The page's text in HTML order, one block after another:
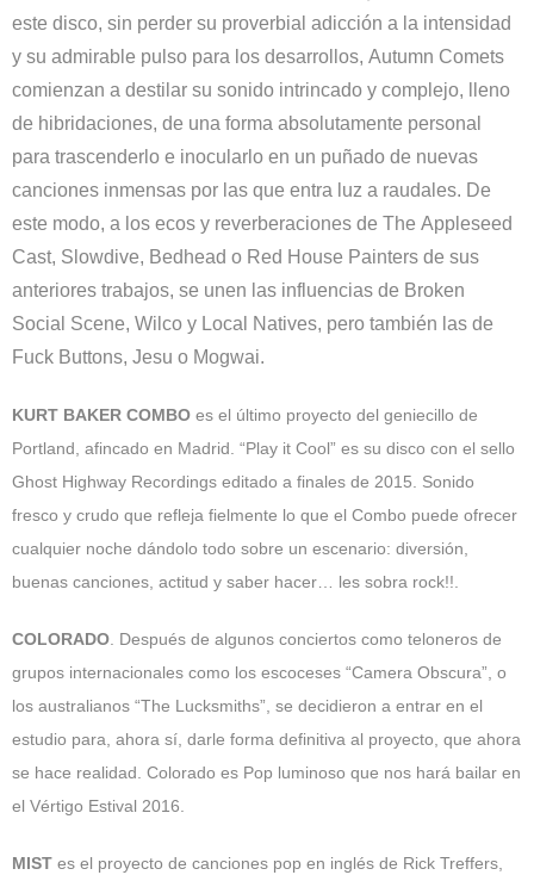
este disco, sin perder su proverbial adicción a la intensidad
y su admirable pulso para los desarrollos, Autumn Comets
comienzan a destilar su sonido intrincado y complejo, lleno
de hibridaciones, de una forma absolutamente personal
para trascenderlo e inocularlo en un puñado de nuevas
canciones inmensas por las que entra luz a raudales. De
este modo, a los ecos y reverberaciones de The Appleseed
Cast, Slowdive, Bedhead o Red House Painters de sus
anteriores trabajos, se unen las influencias de Broken
Social Scene, Wilco y Local Natives, pero también las de
Fuck Buttons, Jesu o Mogwai.
KURT BAKER COMBO es el último proyecto del geniecillo de
Portland, afincado en Madrid. “Play it Cool” es su disco con el sello
Ghost Highway Recordings editado a finales de 2015. Sonido
fresco y crudo que refleja fielmente lo que el Combo puede ofrecer
cualquier noche dándolo todo sobre un escenario: diversión,
buenas canciones, actitud y saber hacer… les sobra rock!!.
COLORADO. Después de algunos conciertos como teloneros de
grupos internacionales como los escoceses “Camera Obscura”, o
los australianos “The Lucksmiths”, se decidieron a entrar en el
estudio para, ahora sí, darle forma definitiva al proyecto, que ahora
se hace realidad. Colorado es Pop luminoso que nos hará bailar en
el Vértigo Estival 2016.
MIST es el proyecto de canciones pop en inglés de Rick Treffers,